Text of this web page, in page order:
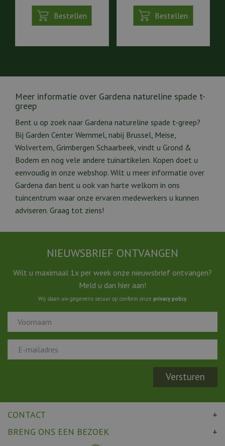
Bestellen Bestellen
Meer informatie over Gardena natureline spade t-
greep
Bent u op zoek naar Gardena natureline spade t-greep?
Bij Garden Center Wemmel, nabij Brussel, Meise,
Wolvertem, Grimbergen Schaarbeek, vindt u Grond &
Bodem en nog vele andere tuinartikelen. Kopen doet u
eenvoudig in onze webshop. Wilt u meer informatie over
Gardena dan bent u ook van harte welkom in ons
tuincentrum waar onze ervaren medewerkers u kunnen
adviseren. Graag tot ziens!
NIEUWSBRIEF ONTVANGEN
Wilt u maximaal 1x per week onze nieuwsbrief ontvangen?
Meld u dan hier aan!
Wij slaan uw gegevens secuur op conform onze privacy policy.
CONTACT
BRENG ONS EEN BEZOEK